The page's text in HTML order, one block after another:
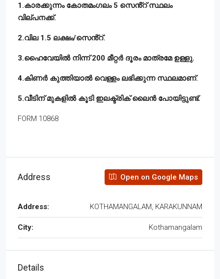
1.കാരക്കുന്നം കോതമംഗലം 5 സെൻ്റ് സ്ഥലം
വില്പനക്ക്.
2.വില 1.5 ലക്ഷം/സെൻ്റ്.
3.ഹൈവേയിൽ നിന്ന് 200 മീറ്റർ ദൂരം മാത്രമേ ഉള്ളു.
4.കിണർ കുത്തിയാൽ വെള്ളം ലഭിക്കുന്ന സ്ഥലമാണ്.
5.വീടിന് മുകളിൽ കൂടി ഇലക്ട്രിക് ലൈൻ പോയിട്ടുണ്ട്.
FORM 10868
Address Open on Google Maps
Address: KOTHAMANGALAM, KARAKUNNAM
City: Kothamangalam
Details